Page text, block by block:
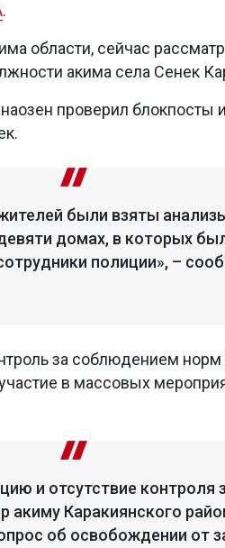
.
области, сейчас
акима села Сенек
проверил блокпосты
были взяты
домах, в которых
полиции», –
за соблюдением норм
в массовых
и отсутствие контроля
акиму Каракиянского
об освобождении от